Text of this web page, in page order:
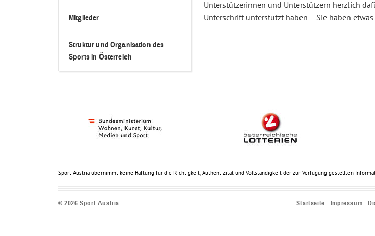
Mitglieder
Struktur und Organisation des
Sports in Österreich
Unterstützerinnen und Unterstützern herzlich
Unterschrift unterstützt haben – Sie haben etwas
Sport Austria übernimmt keine Haftung für die Richtigkeit, Authentizität und Vollständigkeit der zur Verfügung gestellten
©2026 Sport Austria Startseite Impressum